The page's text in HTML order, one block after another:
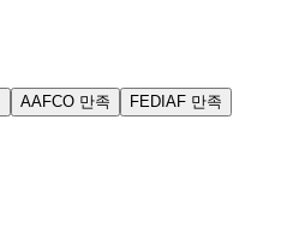
AAFCO 만족
FEDIAF 만족